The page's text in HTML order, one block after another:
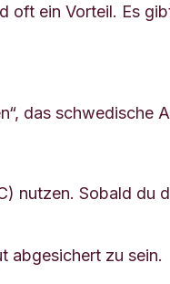
oft ein Vorteil. Es
das schwedische
nutzen. Sobald du
abgesichert zu sein.